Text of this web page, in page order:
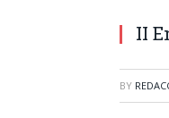
II
BY